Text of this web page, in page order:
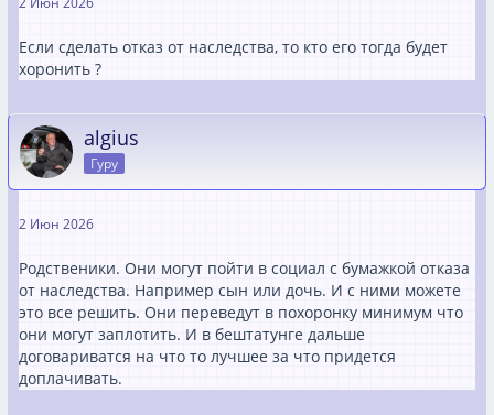
Если сделать отказ от наследства, то кто его тогда будет
хоронить ?
algius
Гуру
2 Июн 2026
Родственики. Они могут пойти в социал с бумажкой отказа
от наследства. Например сын или дочь. И с ними можете
это все решить. Они переведут в похоронку минимум что
они могут заплотить. И в бештатунге дальше
договариватся на что то лучшее за что придется
доплачивать.